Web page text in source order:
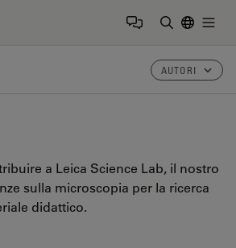
Logo
AUTORI
a Leica Science Lab, il nostro
sulla microscopia per la ricerca
didattico.